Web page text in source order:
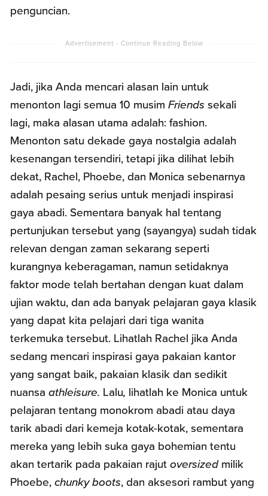
penguncian.
Jadi, jika Anda mencari alasan lain untuk
menonton lagi semua 10 musimFriends sekali
lagi, maka alasan utama adalah: fashion.
Menonton satu dekade gaya nostalgia adalah
kesenangan tersendiri, tetapi jika dilihat lebih
dekat, Rachel, Phoebe, dan Monica sebenarnya
adalah pesaing serius untuk menjadi inspirasi
gaya abadi. Sementara banyak hal tentang
pertunjukan tersebut yang (sayangya) sudah tidak
relevan dengan zaman sekarang seperti
kurangnya keberagaman, namun setidaknya
faktor mode telah bertahan dengan kuat dalam
ujian waktu, dan ada banyak pelajaran gaya klasik
yang dapat kita pelajari dari tiga wanita
terkemuka tersebut. Lihatlah Rachel jika Anda
sedang mencari inspirasi gaya pakaian kantor
yang sangat baik, pakaian klasik dan sedikit
nuansaathleisure. Lalu, lihatlah ke Monica untuk
pelajaran tentang monokrom abadi atau daya
tarik abadi dari kemeja kotak-kotak, sementara
mereka yang lebih suka gaya bohemian tentu
akan tertarik pada pakaian rajutoversizedmilik
Phoebe,chunky boots, dan aksesori rambut yang